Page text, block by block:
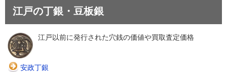
江戸の丁銀・豆板銀
江戸以前に発行された穴銭の価値や買取査定価格
安政丁銀